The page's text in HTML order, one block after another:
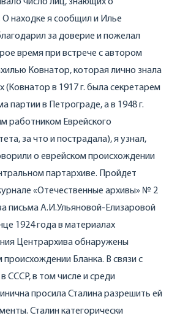
число лиц, знающих о
находке я сообщил и Илье
за доверие и пожелал
время при встрече с автором
Ковнатор, которая лично знала
(Ковнатор в 1917 г. была секретарем
партии в Петрограде, а в 1948 г.
работником Еврейского
за что и пострадала), я узнал,
о еврейском происхождении
партархиве. Пройдет
«Отечественные архивы» № 2
письма А.И.Ульяновой-Елизаровой
1924 года в материалах
Центрархива обнаружены
Бланка. В связи с
СССР, в том числе и среди
просила Сталина разрешить ей
Сталин категорически